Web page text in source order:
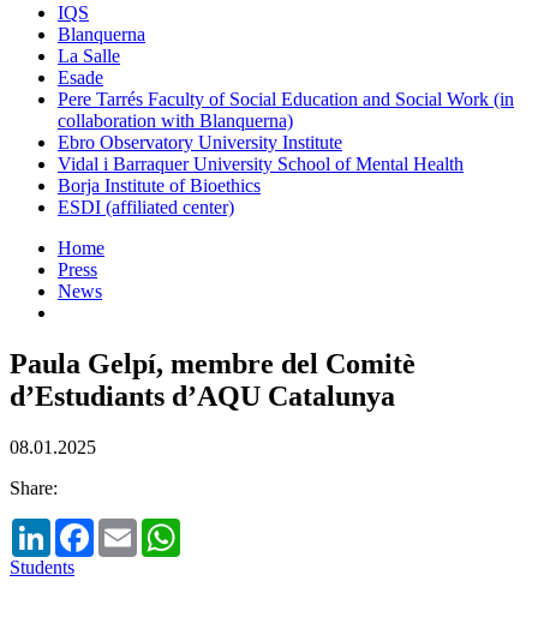
IQS
Blanquerna
La Salle
Esade
Pere Tarrés Faculty of Social Education and Social Work (in
collaboration with Blanquerna)
Ebro Observatory University Institute
Vidal i Barraquer University School of Mental Health
Borja Institute of Bioethics
ESDI (affiliated center)
Home
Press
News
Paula Gelpí, membre del Comitè
d’Estudiants d’AQU Catalunya
08.01.2025
Share:
LinkedInFacebook
Email
Students